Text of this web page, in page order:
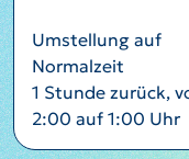
Umstellung auf
Normalzeit
1 Stunde zurück,
2:00 auf 1:00 Uhr